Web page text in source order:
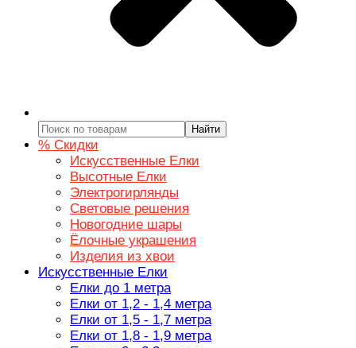
Найти
% Скидки
Искусственные Елки
Высотные Елки
Электрогирлянды
Световые решения
Новогодние шары
Ёлочные украшения
Изделия из хвои
Искусственные Елки
Елки до 1 метра
Елки от 1,2 - 1,4 метра
Елки от 1,5 - 1,7 метра
Елки от 1,8 - 1,9 метра